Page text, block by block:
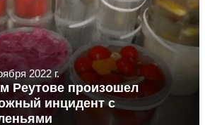
2022 г.
Реутове произошел
инцидент с